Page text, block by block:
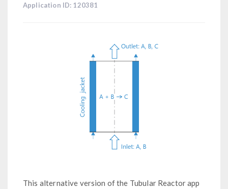
Application ID: 120381
This alternative version of the Tubular Reactor app